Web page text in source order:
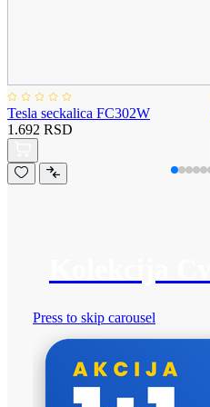
Tesla seckalica FC302W
1.692 RSD
Press to skip carousel